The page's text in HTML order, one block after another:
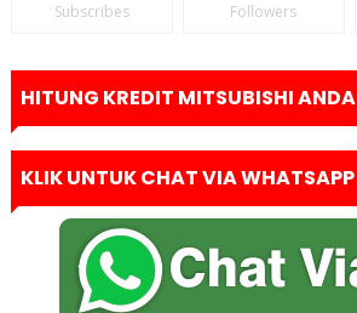
Subscribes Followers
HITUNG KREDIT MITSUBISHI ANDA
KLIK UNTUK CHAT VIA WHATSAPP